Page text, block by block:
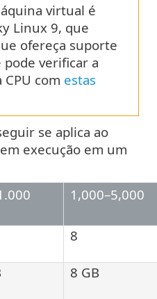
virtual é
Linux 9, que
ofereça suporte
pode verificar a
com estas
se aplica ao
em execução em um
1,000–5,000
8
8 GB